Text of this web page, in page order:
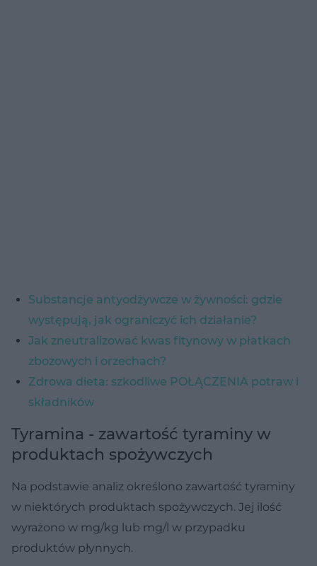
Substancje antyodżywcze w żywności: gdzie
występują, jak ograniczyć ich działanie?
Jak zneutralizować kwas fitynowy w płatkach
zbożowych i orzechach?
Zdrowa dieta: szkodliwe POŁĄCZENIA potraw i
składników
Tyramina - zawartość tyraminy w
produktach spożywczych
Na podstawie analiz określono zawartość tyraminy
w niektórych produktach spożywczych. Jej ilość
wyrażono w mg/kg lub mg/l w przypadku
produktów płynnych.